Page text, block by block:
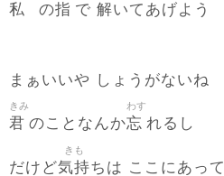
私 の指 で 解いてあげよう
まぁいいや しょうがないね
君
きみ
のことなんか忘
わす
れるし
だけど気持
きも
ちは ここにあって